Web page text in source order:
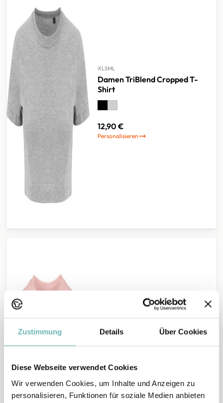
Zustimmung Details Über Cookies
Diese Webseite verwendet Cookies
Wir verwenden Cookies, um Inhalte und Anzeigen zu
personalisieren, Funktionen für soziale Medien anbieten
XLSML
Damen TriBlend Cropped T-
Shirt
12,90 €
Personalisieren
12,90 €
Personalisieren